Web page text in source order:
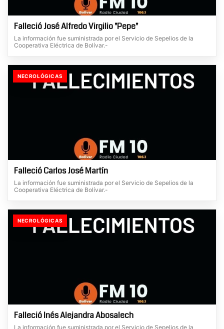
Falleció José Alfredo Virgilio "Pepe"
La información fue suministrada por el Servicio de Sepelios de la
Cooperativa Eléctrica de Bolívar.-
NECROLÓGICAS
Falleció Carlos José Martín
La información fue suministrada por el Servicio de Sepelios de la
Cooperativa Eléctrica de Bolívar.-
NECROLÓGICAS
Falleció Inés Alejandra Abosalech
La información fue suministrada por el Servicio de Sepelios de la